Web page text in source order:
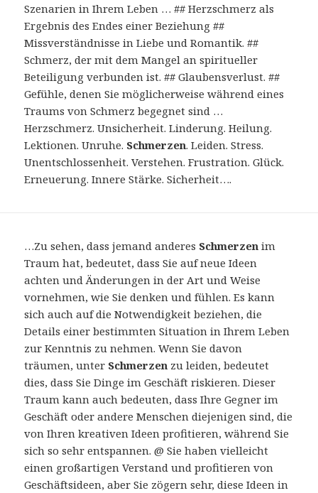
Szenarien in Ihrem Leben … ## Herzschmerz als
Ergebnis des Endes einer Beziehung ##
Missverständnisse in Liebe und Romantik. ##
Schmerz, der mit dem Mangel an spiritueller
Beteiligung verbunden ist. ## Glaubensverlust. ##
Gefühle, denen Sie möglicherweise während eines
Traums von Schmerz begegnet sind …
Herzschmerz. Unsicherheit. Linderung. Heilung.
Lektionen. Unruhe. Schmerzen. Leiden. Stress.
Unentschlossenheit. Verstehen. Frustration. Glück.
Erneuerung. Innere Stärke. Sicherheit….
…Zu sehen, dass jemand anderes Schmerzen im
Traum hat, bedeutet, dass Sie auf neue Ideen
achten und Änderungen in der Art und Weise
vornehmen, wie Sie denken und fühlen. Es kann
sich auch auf die Notwendigkeit beziehen, die
Details einer bestimmten Situation in Ihrem Leben
zur Kenntnis zu nehmen. Wenn Sie davon
träumen, unter Schmerzen zu leiden, bedeutet
dies, dass Sie Dinge im Geschäft riskieren. Dieser
Traum kann auch bedeuten, dass Ihre Gegner im
Geschäft oder andere Menschen diejenigen sind, die
von Ihren kreativen Ideen profitieren, während Sie
sich so sehr entspannen. @ Sie haben vielleicht
einen großartigen Verstand und profitieren von
Geschäftsideen, aber Sie zögern sehr, diese Ideen in